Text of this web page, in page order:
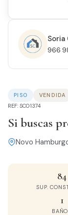
PISO
VENDIDA
REF: SC01374
Si buscas
Novo
84
SUP.
1
Soria
966